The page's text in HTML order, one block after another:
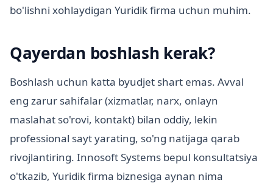
bo'lishni xohlaydigan Yuridik firma uchun muhim.
Qayerdan boshlash kerak?
Boshlash uchun katta byudjet shart emas. Avval
eng zarur sahifalar (xizmatlar, narx, onlayn
maslahat so'rovi, kontakt) bilan oddiy, lekin
professional sayt yarating, so'ng natijaga qarab
rivojlantiring. Innosoft Systems bepul konsultatsiya
o'tkazib, Yuridik firma biznesiga aynan nima